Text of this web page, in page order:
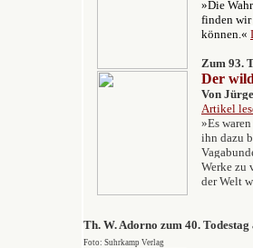
»Die
finden wir
können.«
Zum 93.
Der
Von
Artikel
»Es
ihn dazu
Werke zu
der Welt
Th. W. Adorno zum 40. Todestag
Foto: Suhrkamp Verlag